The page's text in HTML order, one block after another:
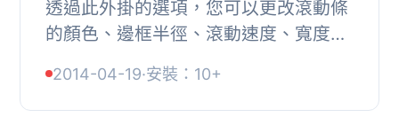
透過此外掛的選項，您可以更改滾動條
的顏色、邊框半徑、滾動速度、寬度、
涵蓋足夠的選項設定範圍，以便您有效
地控制該外...
2014-04-19·安裝：10+